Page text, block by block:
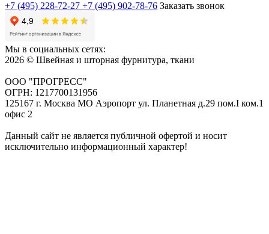
+7 (495) 228-72-27 +7 (495) 902-78-76 Заказать звонок
Мы в социальных сетях:
2026 © Швейная и шторная фурнитура, ткани
ООО "ПРОГРЕСС"
ОГРН: 1217700131956
125167 г. Москва МО Аэропорт ул. Планетная д.29 пом.I ком.1
офис 2
Данный сайт не является публичной офертой и носит
исключительно информационный характер!